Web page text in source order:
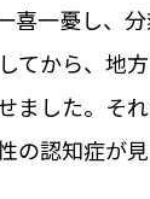
喜一憂し、
てから、地
ました。‍そ
の認知症が